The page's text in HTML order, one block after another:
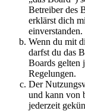
Betreiber des
erklärst dich
einverstanden.
Wenn du mit
darfst du das
Boards gelten
Regelungen.
Der
und kann von
jederzeit